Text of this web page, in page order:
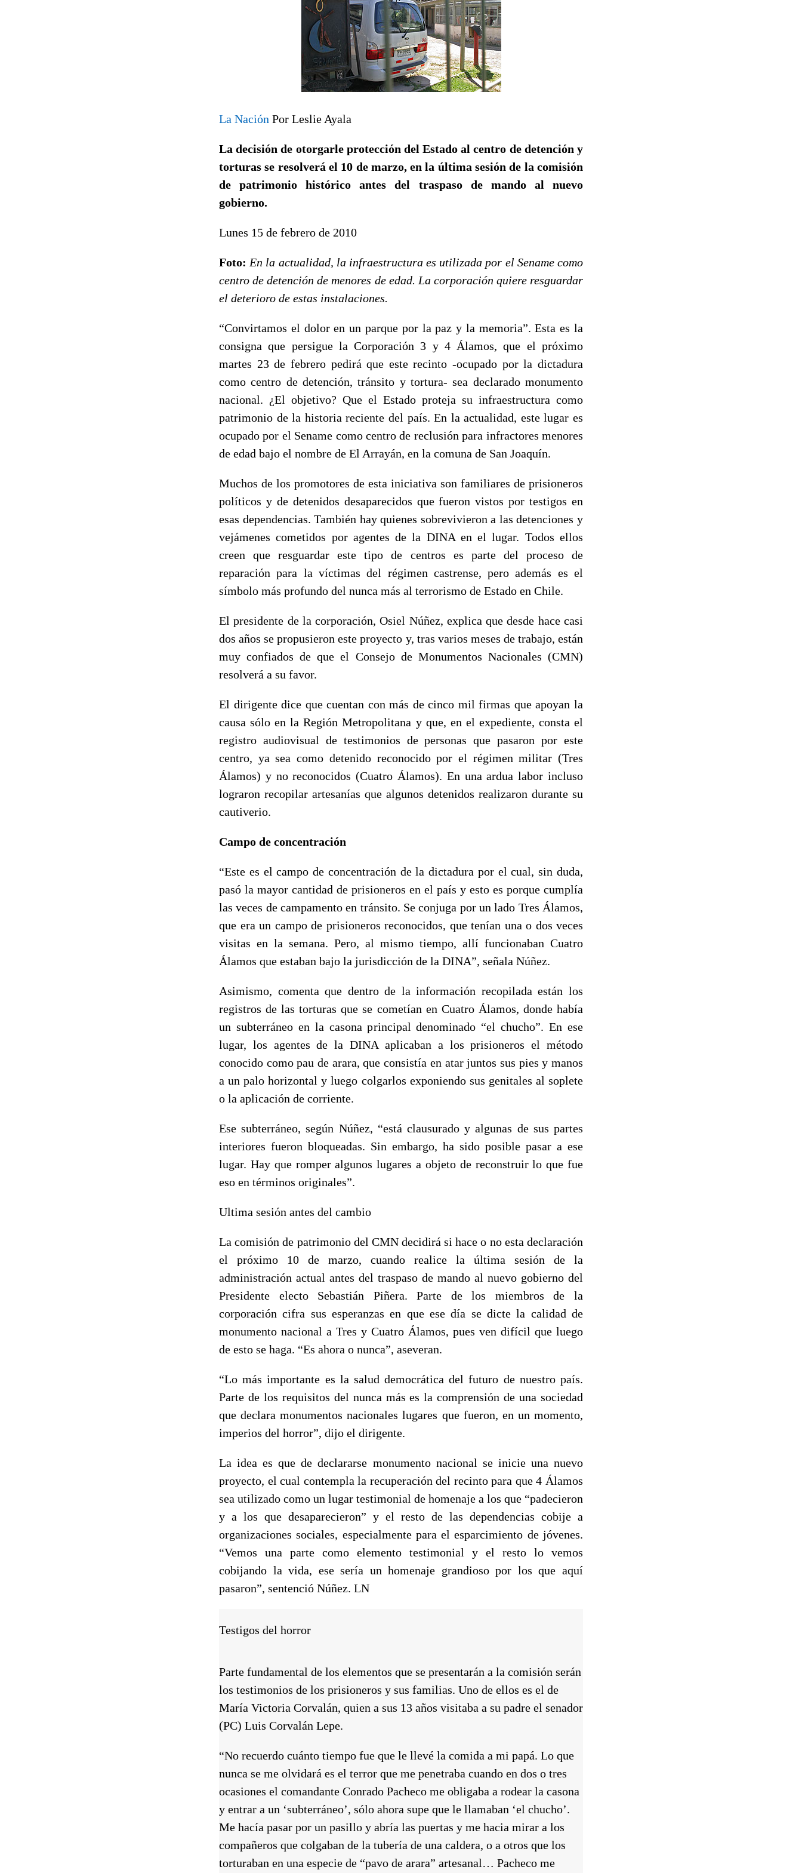
La Nación Por Leslie Ayala
La decisión de otorgarle protección del Estado al centro de detención y
torturas se resolverá el 10 de marzo, en la última sesión de la comisión
de patrimonio histórico antes del traspaso de mando al nuevo
gobierno.
Lunes 15 de febrero de 2010
Foto: En la actualidad, la infraestructura es utilizada por el Sename como
centro de detención de menores de edad. La corporación quiere resguardar
el deterioro de estas instalaciones.
“Convirtamos el dolor en un parque por la paz y la memoria”. Esta es la
consigna que persigue la Corporación 3 y 4 Álamos, que el próximo
martes 23 de febrero pedirá que este recinto -ocupado por la dictadura
como centro de detención, tránsito y tortura- sea declarado monumento
nacional. ¿El objetivo? Que el Estado proteja su infraestructura como
patrimonio de la historia reciente del país. En la actualidad, este lugar es
ocupado por el Sename como centro de reclusión para infractores menores
de edad bajo el nombre de El Arrayán, en la comuna de San Joaquín.
Muchos de los promotores de esta iniciativa son familiares de prisioneros
políticos y de detenidos desaparecidos que fueron vistos por testigos en
esas dependencias. También hay quienes sobrevivieron a las detenciones y
vejámenes cometidos por agentes de la DINA en el lugar. Todos ellos
creen que resguardar este tipo de centros es parte del proceso de
reparación para la víctimas del régimen castrense, pero además es el
símbolo más profundo del nunca más al terrorismo de Estado en Chile.
El presidente de la corporación, Osiel Núñez, explica que desde hace casi
dos años se propusieron este proyecto y, tras varios meses de trabajo, están
muy confiados de que el Consejo de Monumentos Nacionales (CMN)
resolverá a su favor.
El dirigente dice que cuentan con más de cinco mil firmas que apoyan la
causa sólo en la Región Metropolitana y que, en el expediente, consta el
registro audiovisual de testimonios de personas que pasaron por este
centro, ya sea como detenido reconocido por el régimen militar (Tres
Álamos) y no reconocidos (Cuatro Álamos). En una ardua labor incluso
lograron recopilar artesanías que algunos detenidos realizaron durante su
cautiverio.
Campo de concentración
“Este es el campo de concentración de la dictadura por el cual, sin duda,
pasó la mayor cantidad de prisioneros en el país y esto es porque cumplía
las veces de campamento en tránsito. Se conjuga por un lado Tres Álamos,
que era un campo de prisioneros reconocidos, que tenían una o dos veces
visitas en la semana. Pero, al mismo tiempo, allí funcionaban Cuatro
Álamos que estaban bajo la jurisdicción de la DINA”, señala Núñez.
Asimismo, comenta que dentro de la información recopilada están los
registros de las torturas que se cometían en Cuatro Álamos, donde había
un subterráneo en la casona principal denominado “el chucho”. En ese
lugar, los agentes de la DINA aplicaban a los prisioneros el método
conocido como pau de arara, que consistía en atar juntos sus pies y manos
a un palo horizontal y luego colgarlos exponiendo sus genitales al soplete
o la aplicación de corriente.
Ese subterráneo, según Núñez, “está clausurado y algunas de sus partes
interiores fueron bloqueadas. Sin embargo, ha sido posible pasar a ese
lugar. Hay que romper algunos lugares a objeto de reconstruir lo que fue
eso en términos originales”.
Ultima sesión antes del cambio
La comisión de patrimonio del CMN decidirá si hace o no esta declaración
el próximo 10 de marzo, cuando realice la última sesión de la
administración actual antes del traspaso de mando al nuevo gobierno del
Presidente electo Sebastián Piñera. Parte de los miembros de la
corporación cifra sus esperanzas en que ese día se dicte la calidad de
monumento nacional a Tres y Cuatro Álamos, pues ven difícil que luego
de esto se haga. “Es ahora o nunca”, aseveran.
“Lo más importante es la salud democrática del futuro de nuestro país.
Parte de los requisitos del nunca más es la comprensión de una sociedad
que declara monumentos nacionales lugares que fueron, en un momento,
imperios del horror”, dijo el dirigente.
La idea es que de declararse monumento nacional se inicie una nuevo
proyecto, el cual contempla la recuperación del recinto para que 4 Álamos
sea utilizado como un lugar testimonial de homenaje a los que “padecieron
y a los que desaparecieron” y el resto de las dependencias cobije a
organizaciones sociales, especialmente para el esparcimiento de jóvenes.
“Vemos una parte como elemento testimonial y el resto lo vemos
cobijando la vida, ese sería un homenaje grandioso por los que aquí
pasaron”, sentenció Núñez. LN
Testigos del horror
Parte fundamental de los elementos que se presentarán a la comisión serán
los testimonios de los prisioneros y sus familias. Uno de ellos es el de
María Victoria Corvalán, quien a sus 13 años visitaba a su padre el senador
(PC) Luis Corvalán Lepe.
“No recuerdo cuánto tiempo fue que le llevé la comida a mi papá. Lo que
nunca se me olvidará es el terror que me penetraba cuando en dos o tres
ocasiones el comandante Conrado Pacheco me obligaba a rodear la casona
y entrar a un ‘subterráneo’, sólo ahora supe que le llamaban ‘el chucho’.
Me hacía pasar por un pasillo y abría las puertas y me hacia mirar a los
compañeros que colgaban de la tubería de una caldera, o a otros que los
torturaban en una especie de “pavo de arara” artesanal… Pacheco me